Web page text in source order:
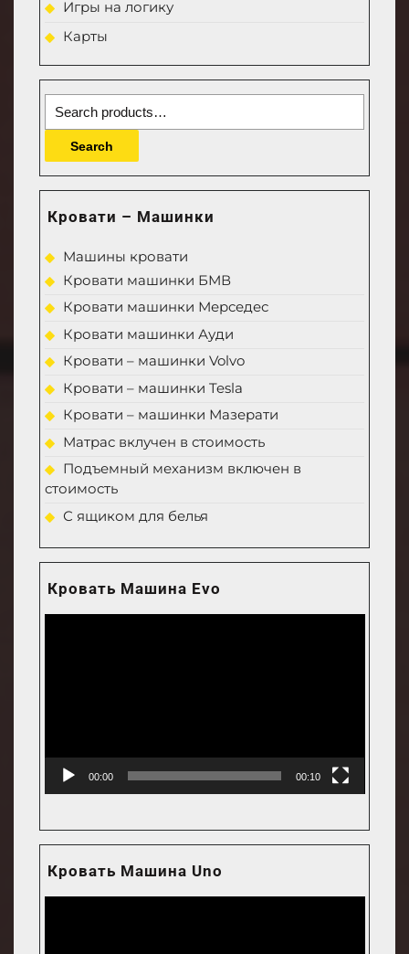
Игры на логику
Карты
Search
for:
Search
Кровати – Машинки
Машины кровати
Кровати машинки БМВ
Кровати машинки Мерседес
Кровати машинки Ауди
Кровати – машинки Volvo
Кровати – машинки Tesla
Кровати – машинки Мазерати
Матрас вклучен в стоимость
Подъемный механизм включен в
стоимость
С ящиком для белья
Кровать Машина Evo
00:00 00:10
Кровать Машина Uno